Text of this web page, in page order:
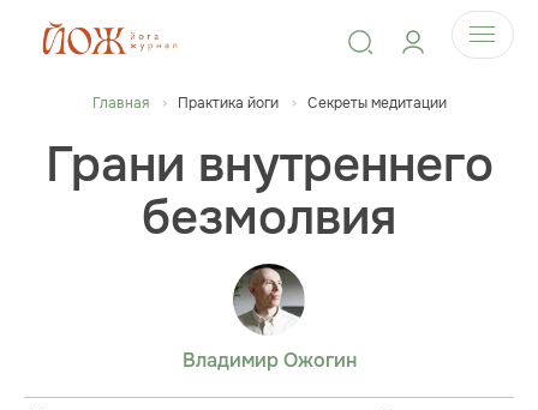
Главная Практика йоги Секреты медитации
Грани внутреннего
безмолвия
Владимир Ожогин